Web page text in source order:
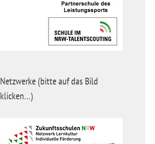
Netzwerke (bitte auf das Bild
klicken…)